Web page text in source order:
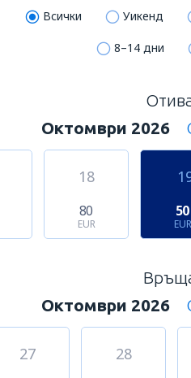
Всички Уикенд
8–14 дни
Октомври 2026
18
80
EUR
50
EUR
Октомври 2026
27 28